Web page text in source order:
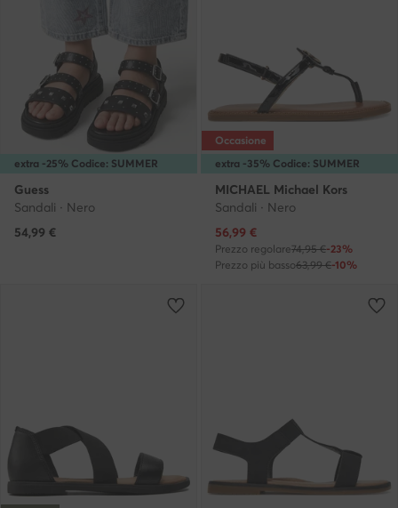
extra -25% Codice: SUMMER
Guess
Sandali · Nero
54,99 €
extra -35% Codice: SUMMER
Occasione
MICHAEL Michael Kors
Sandali · Nero
Prezzo attuale
56,99 €
Prezzo regolare74,95 €-23%
Prezzo più basso63,99 €-10%